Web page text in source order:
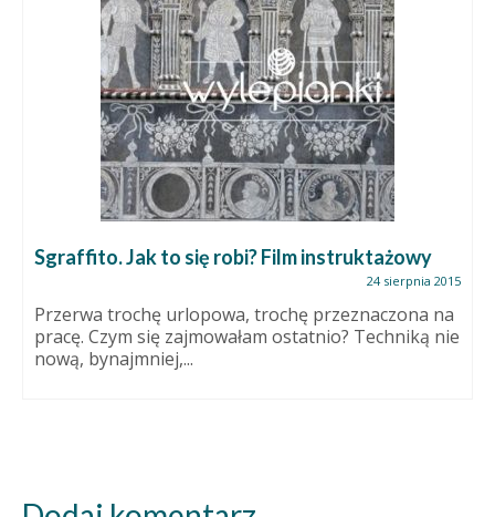
Sgraffito. Jak to się robi? Film instruktażowy
24 sierpnia 2015
Przerwa trochę urlopowa, trochę przeznaczona na
pracę. Czym się zajmowałam ostatnio? Techniką nie
nową, bynajmniej,...